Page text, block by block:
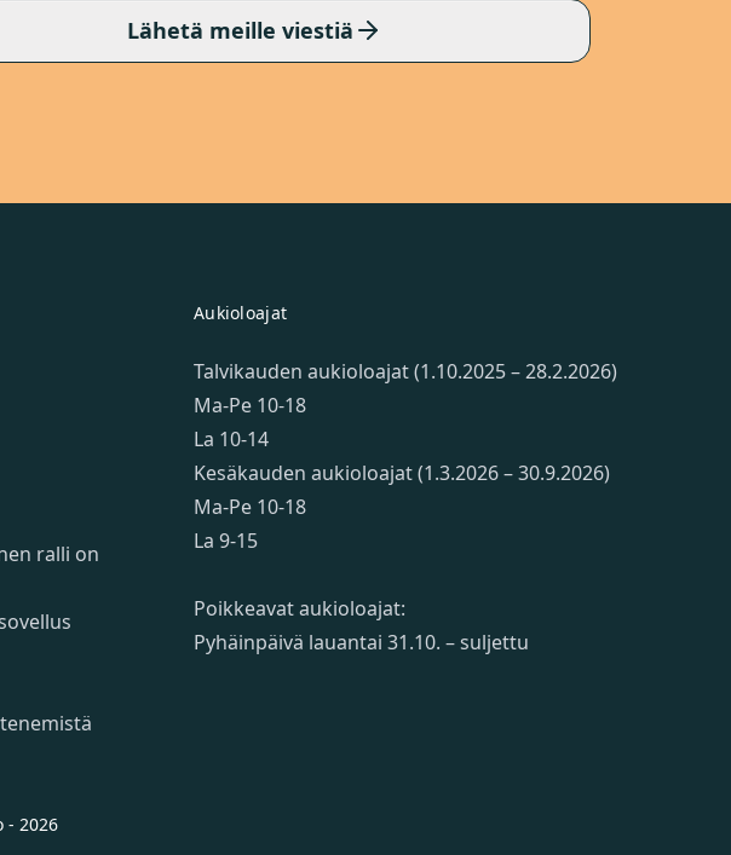
Lähetä meille viestiä
ralli on
Aukioloajat
Talvikauden aukioloajat (1.10.2025 – 28.2.2026)
Ma-Pe 10-18
La 10-14
Kesäkauden aukioloajat (1.3.2026 – 30.9.2026)
Ma-Pe 10-18
La 9-15
Poikkeavat aukioloajat:
Pyhäinpäivä lauantai 31.10. – suljettu
- 2026